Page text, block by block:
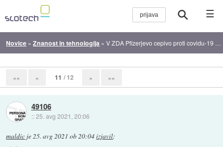
☰
Novice »Znanost in tehnologija »V ZDA Pfizerjevo cepivo proti covidu-19 dobilo redno dovoljenje
«« « 11 / 12 » »»
49106
::25. avg 2021, 20:06
maldic je25. avg 2021 ob 20:04izjavil: